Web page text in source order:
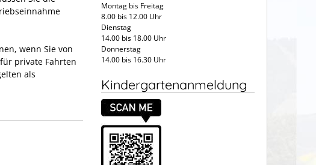
wenn Sie von
private Fahrten
als
Montag bis Freitag
8.00 bis 12.00 Uhr
Dienstag
14.00 bis 18.00 Uhr
Donnerstag
14.00 bis 16.30 Uhr
Kindergartenanmeldung